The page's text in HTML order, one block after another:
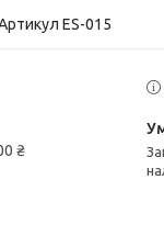
ES-015
₴
Законом не передбачено повернення та обмін даного товару